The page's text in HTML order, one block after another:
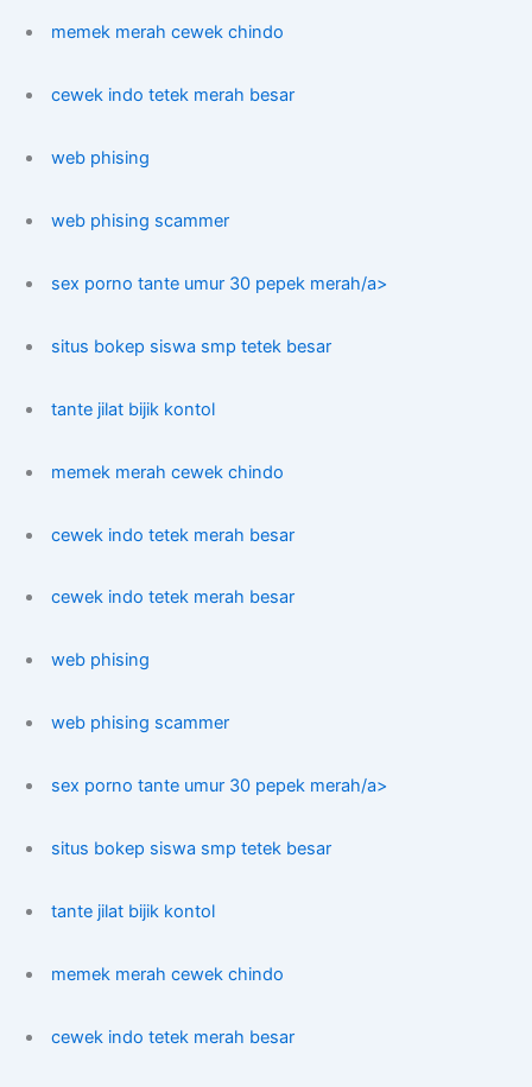
memek merah cewek chindo
cewek indo tetek merah besar
web phising
web phising scammer
sex porno tante umur 30 pepek merah/a>
situs bokep siswa smp tetek besar
tante jilat bijik kontol
memek merah cewek chindo
cewek indo tetek merah besar
cewek indo tetek merah besar
web phising
web phising scammer
sex porno tante umur 30 pepek merah/a>
situs bokep siswa smp tetek besar
tante jilat bijik kontol
memek merah cewek chindo
cewek indo tetek merah besar